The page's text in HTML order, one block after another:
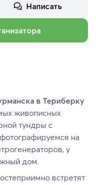
Написать
в Териберку
живописных
тундры с
на
у
дом.
встретят